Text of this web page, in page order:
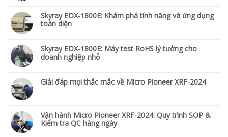
Skyray EDX-1800E: Khám phá tính năng và ứng dụng
toàn diện
Skyray EDX-1800E: Máy test RoHS lý tưởng cho
doanh nghiệp nhỏ
Giải đáp mọi thắc mắc về Micro Pioneer XRF-2024
Vận hành Micro Pioneer XRF-2024: Quy trình SOP &
Kiểm tra QC hàng ngày